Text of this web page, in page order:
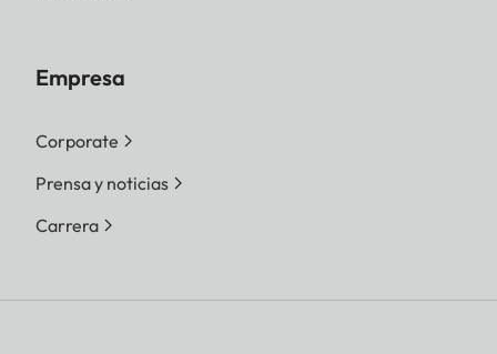
Empresa
Corporate
Prensa y noticias
Carrera